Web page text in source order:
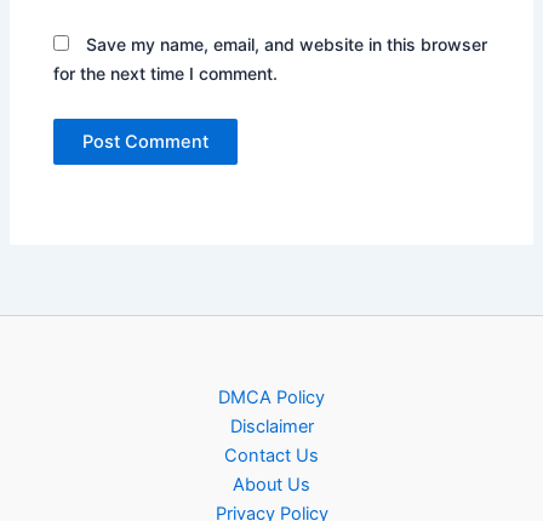
Save my name, email, and website in this browser
for the next time I comment.
DMCA Policy
Disclaimer
Contact Us
About Us
Privacy Policy